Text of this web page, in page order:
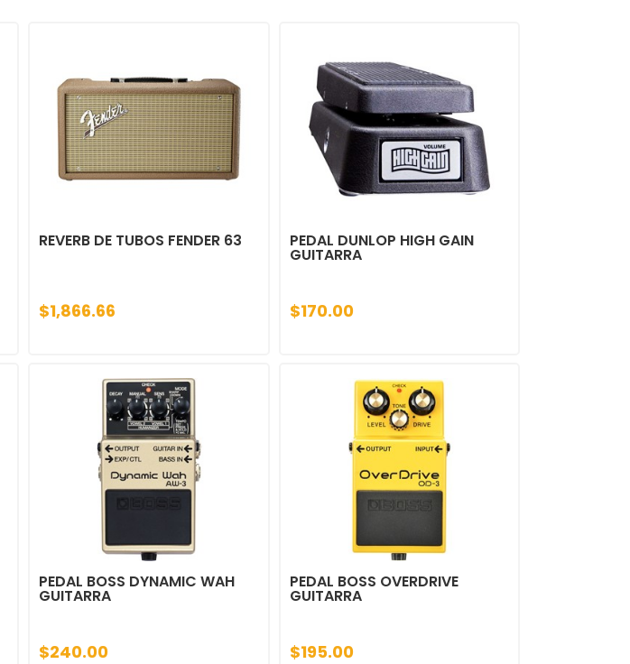
REVERB DE TUBOS FENDER 63
$1,866.66
PEDAL DUNLOP HIGH GAIN
GUITARRA
$170.00
PEDAL BOSS DYNAMIC WAH
GUITARRA
$240.00
PEDAL BOSS OVERDRIVE
GUITARRA
$195.00